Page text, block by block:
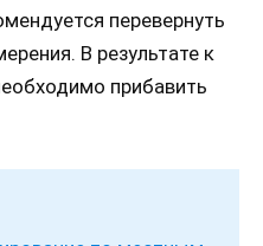
перевернуть
В результате к
прибавить